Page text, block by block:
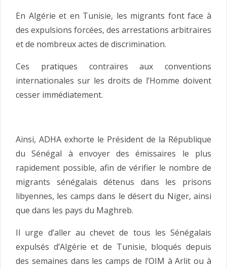
En Algérie et en Tunisie, les migrants font face à
des expulsions forcées, des arrestations arbitraires
et de nombreux actes de discrimination.
Ces pratiques contraires aux conventions
internationales sur les droits de l’Homme doivent
cesser immédiatement.
Ainsi, ADHA exhorte le Président de la République
du Sénégal à envoyer des émissaires le plus
rapidement possible, afin de vérifier le nombre de
migrants sénégalais détenus dans les prisons
libyennes, les camps dans le désert du Niger, ainsi
que dans les pays du Maghreb.
Il urge d’aller au chevet de tous les Sénégalais
expulsés d’Algérie et de Tunisie, bloqués depuis
des semaines dans les camps de l’OIM à Arlit ou à